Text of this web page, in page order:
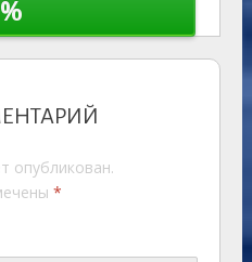
опубликован.
*